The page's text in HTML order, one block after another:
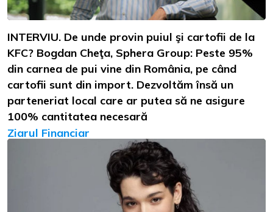
INTERVIU. De unde provin puiul şi cartofii de la
KFC? Bogdan Cheţa, Sphera Group: Peste 95%
din carnea de pui vine din România, pe când
cartofii sunt din import. Dezvoltăm însă un
parteneriat local care ar putea să ne asigure
100% cantitatea necesară
Ziarul Financiar